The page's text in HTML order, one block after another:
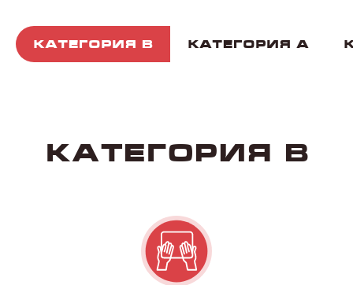
Категория B Категория А